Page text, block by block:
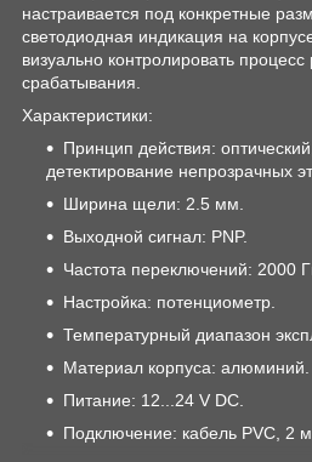
настраивается под конкретные
светодиодная индикация на
визуально контролировать
срабатывания.
Характеристики:
Принцип действия:
детектирование непрозрачных
Ширина щели: 2.5 мм.
Выходной сигнал: PNP.
Частота переключений: 2000
Настройка: потенциометр.
Температурный диапазон
Материал корпуса: алюминий.
Питание: 12...24 V DC.
Подключение: кабель PVC, 2